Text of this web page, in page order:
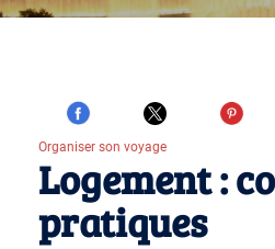
Organiser son voyage
Logement :
pratiques